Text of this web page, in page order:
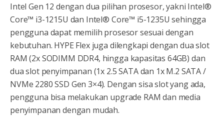
Intel Gen 12 dengan dua pilihan prosesor, yakni Intel®
Core™ i3-1215U dan Intel® Core™ i5-1235U sehingga
pengguna dapat memilih prosesor sesuai dengan
kebutuhan. HYPE Flex juga dilengkapi dengan dua slot
RAM (2x SODIMM DDR4, hingga kapasitas 64GB) dan
dua slot penyimpanan (1x 2.5 SATA dan 1x M.2 SATA /
NVMe 2280 SSD Gen 3×4). Dengan sisa slot yang ada,
pengguna bisa melakukan upgrade RAM dan media
penyimpanan dengan mudah.